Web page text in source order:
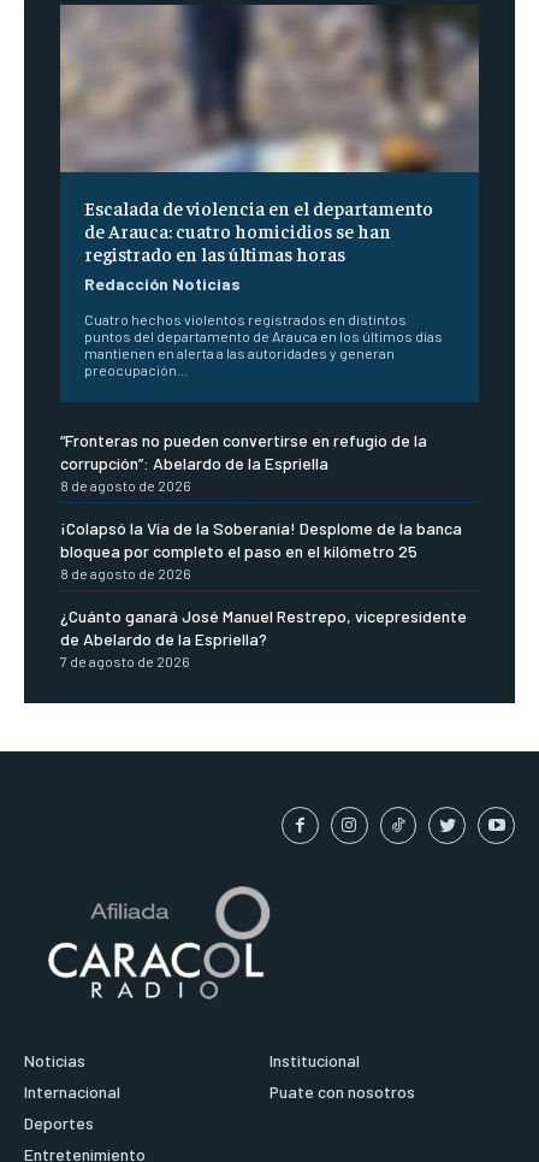
Escalada de violencia en el departamento
de Arauca: cuatro homicidios se han
registrado en las últimas horas
Redacción Noticias
Cuatro hechos violentos registrados en distintos
puntos del departamento de Arauca en los últimos días
mantienen en alerta a las autoridades y generan
preocupación...
“Fronteras no pueden convertirse en refugio de la
corrupción”: Abelardo de la Espriella
8 de agosto de 2026
¡Colapsó la Vía de la Soberanía! Desplome de la banca
bloquea por completo el paso en el kilómetro 25
8 de agosto de 2026
¿Cuánto ganará José Manuel Restrepo, vicepresidente
de Abelardo de la Espriella?
7 de agosto de 2026
Noticias
Internacional
Deportes
Entretenimiento
Institucional
Puate con nosotros